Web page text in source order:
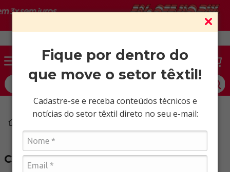
Fique por dentro do
que move o setor têxtil!
Cadastre-se e receba conteúdos técnicos e
notícias do setor têxtil direto no seu e-mail:
O que você procura?
Cursor